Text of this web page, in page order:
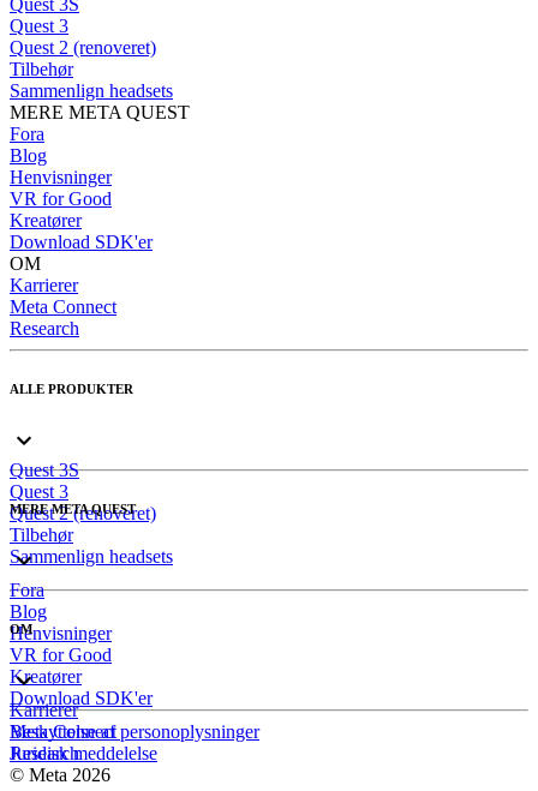
Quest 3S
Quest 3
Quest 2 (renoveret)
Tilbehør
Sammenlign headsets
MERE META QUEST
Fora
Blog
Henvisninger
VR for Good
Kreatører
Download SDK'er
OM
Karrierer
Meta Connect
Research
ALLE PRODUKTER
Quest 3S
Quest 3
Quest 2 (renoveret)
Tilbehør
Sammenlign headsets
MERE META QUEST
Fora
Blog
Henvisninger
VR for Good
Kreatører
Download SDK'er
OM
Karrierer
Meta Connect
Research
Beskyttelse af personoplysninger
Juridisk meddelelse
© Meta 2026